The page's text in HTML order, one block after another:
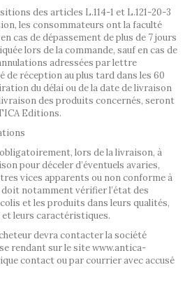
des articles L.114-1 et L.121-20-3
les consommateurs ont la faculté
cas de dépassement de plus de 7 jours
lors de la commande, sauf en cas de
adressées par lettre
de réception au plus tard dans les 60
du délai ou de la date de livraison
des produits concernés, seront
Editions.
lors de la livraison, à
pour déceler d’éventuels avaries,
vices apparents ou non conforme à
doit notamment vérifier l’état des
et les produits dans leurs qualités,
leurs caractéristiques.
devra contacter la société
rendant sur le site www.antica-
contact ou par courrier avec accusé